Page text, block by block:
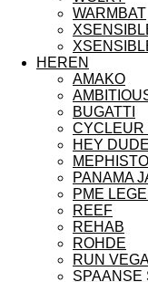
WARMBAT
HEREN
AMAKO
BUGATTI
CYCLEUR
HEY DUDE
MEPHISTO
PANAMA
PME
REEF
REHAB
ROHDE
RUN
SPAANSE